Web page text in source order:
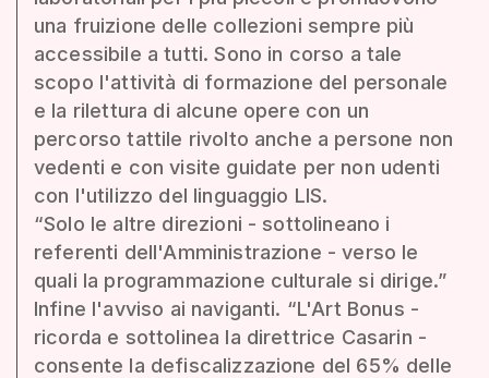
una fruizione delle collezioni sempre più
accessibile a tutti. Sono in corso a tale
scopo l'attività di formazione del personale
e la rilettura di alcune opere con un
percorso tattile rivolto anche a persone non
vedenti e con visite guidate per non udenti
con l'utilizzo del linguaggio LIS.
“Solo le altre direzioni - sottolineano i
referenti dell'Amministrazione - verso le
quali la programmazione culturale si dirige.”
Infine l'avviso ai naviganti. “L'Art Bonus -
ricorda e sottolinea la direttrice Casarin -
consente la defiscalizzazione del 65% delle